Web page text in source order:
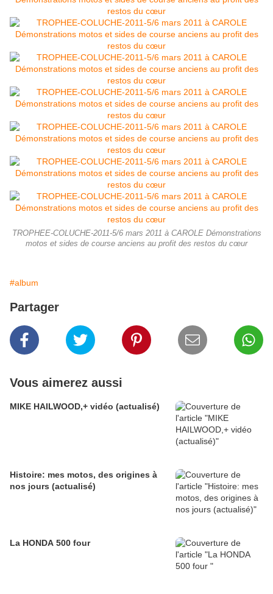
TROPHEE-COLUCHE-2011-5/6 mars 2011 à CAROLE Démonstrations
motos et sides de course anciens au profit des restos du cœur
#album
Partager
Vous aimerez aussi
MIKE HAILWOOD,+ vidéo (actualisé)
Histoire: mes motos, des origines à
nos jours (actualisé)
La HONDA 500 four